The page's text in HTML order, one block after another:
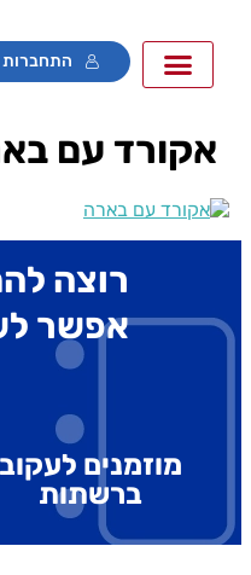
התחברות
אקורד עם
רוצה
אפשר
מוזמנים לעקוב
ברשתות